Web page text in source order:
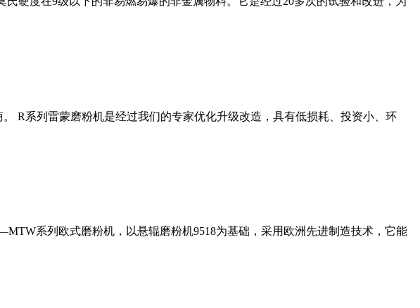
R系列雷蒙磨粉机是经过我们的专家优化升级改造，具有低损耗、投资小、环
系列欧式磨粉机，以悬辊磨粉机9518为基础，采用欧洲先进制造技术，它能